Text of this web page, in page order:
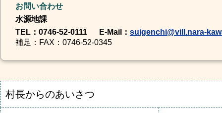
お問い合わせ
水源地課
TEL ：0746-52-0111 E-Mail ： suigenchi@vill.nara-
補足 ：FAX：0746-52-0345
村長からのあいさつ